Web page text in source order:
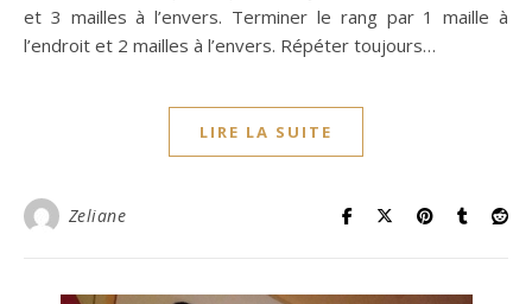
et 3 mailles à l’envers. Terminer le rang par 1 maille à
l’endroit et 2 mailles à l’envers. Répéter toujours…
LIRE LA SUITE
Zeliane